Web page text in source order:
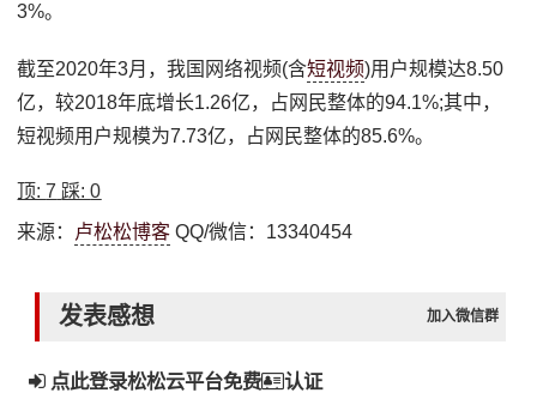
3%。
截至2020年3月，我国网络视频(含短视频)用户规模达8.50
亿，较2018年底增长1.26亿，占网民整体的94.1%;其中，
短视频用户规模为7.73亿，占网民整体的85.6%。
顶:7 踩:0
来源： 卢松松博客 QQ/微信：13340454
发表感想 加入微信群
点此登录松松云平台免费 认证